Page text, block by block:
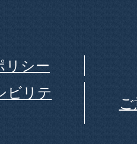
リシー
ビリテ